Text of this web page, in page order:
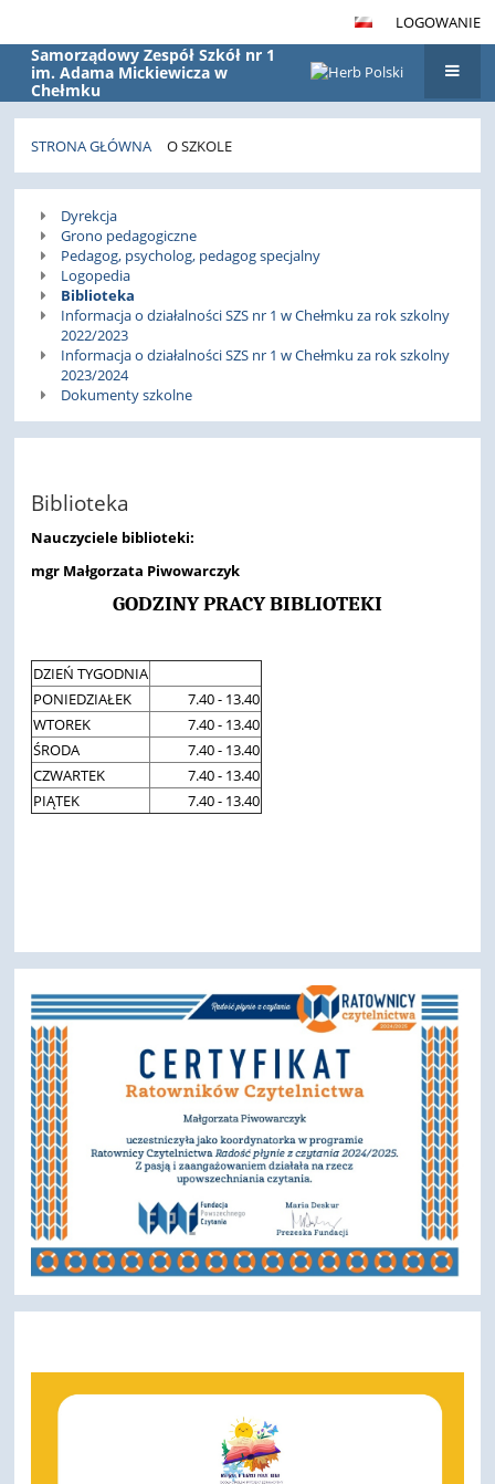
LOGOWANIE
Samorządowy Zespół Szkół nr 1
im. Adama Mickiewicza w
Chełmku
STRONA GŁÓWNA O SZKOLE
szkoleDyrekcja
Grono pedagogiczne
Pedagog, psycholog, pedagog specjalny
Logopedia
Biblioteka
Informacja o działalności SZS nr 1 w Chełmku za rok szkolny
2022/2023
Informacja o działalności SZS nr 1 w Chełmku za rok szkolny
2023/2024
Dokumenty szkolne
Biblioteka
Nauczyciele biblioteki:
mgr Małgorzata Piwowarczyk
GODZINY PRACY BIBLIOTEKI
DZIEŃ TYGODNIA
PONIEDZIAŁEK
7.40 - 13.40
WTOREK
7.40 - 13.40
ŚRODA
7.40 - 13.40
CZWARTEK
7.40 - 13.40
PIĄTEK
7.40 - 13.40